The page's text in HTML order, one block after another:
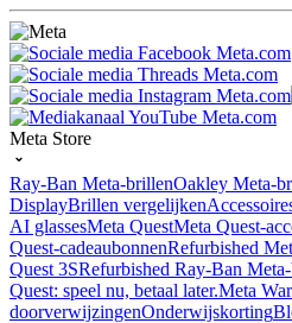
Meta Store
Ray-Ban Meta-brillenOakley Meta-
DisplayBrillen vergelijken
AI glassesMeta QuestMeta Quest-
Quest-cadeaubonnenRefurbished
Quest 3SRefurbished Ray-Ban
Quest: speel nu, betaal later.Meta
doorverwijzingenOnderwijskorting